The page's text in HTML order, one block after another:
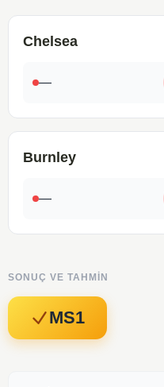
Chelsea
—
Burnley
—
SONUÇ VE TAHMIN
MS1